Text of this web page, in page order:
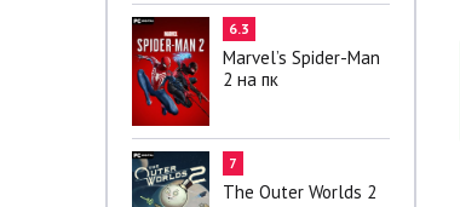
6.3
Marvel’s Spider-Man
2 на пк
7
The Outer Worlds 2